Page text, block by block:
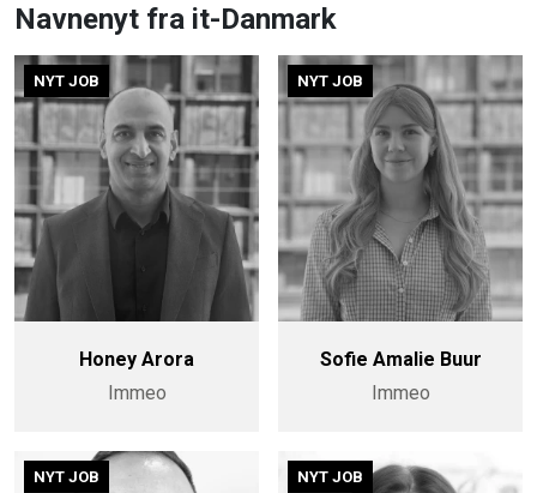
Navnenyt fra it-Danmark
NYT JOB
Honey Arora
Immeo
NYT JOB
Sofie Amalie Buur
Immeo
NYT JOB NYT JOB